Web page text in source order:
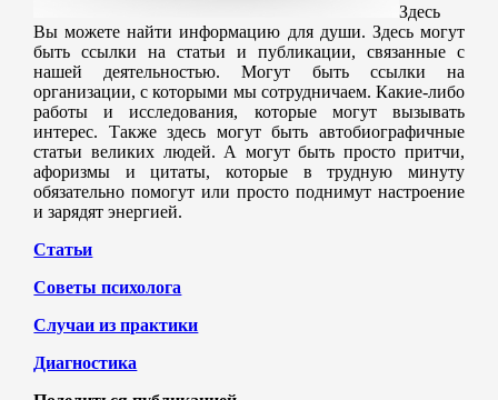
Здесь
Вы можете найти информацию для души. Здесь могут
быть ссылки на статьи и публикации, связанные с
нашей деятельностью. Могут быть ссылки на
организации, с которыми мы сотрудничаем. Какие-либо
работы и исследования, которые могут вызывать
интерес. Также здесь могут быть автобиографичные
статьи великих людей. А могут быть просто притчи,
афоризмы и цитаты, которые в трудную минуту
обязательно помогут или просто поднимут настроение
и зарядят энергией.
Статьи
Советы психолога
Случаи из практики
Диагностика